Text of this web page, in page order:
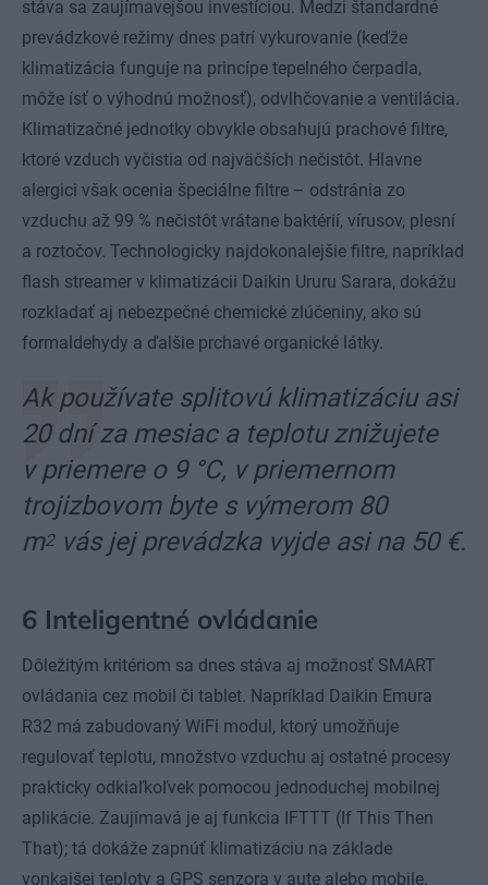
stáva sa zaujímavejšou investíciou. Medzi štandardné
prevádzkové režimy dnes patrí vykurovanie (keďže
klimatizácia funguje na princípe tepelného čerpadla,
môže ísť o výhodnú možnosť), odvlhčovanie a ventilácia.
Klimatizačné jednotky obvykle obsahujú prachové filtre,
ktoré vzduch vyčistia od najväčších nečistôt. Hlavne
alergici však ocenia špeciálne filtre – odstránia zo
vzduchu až 99 % nečistôt vrátane baktérií, vírusov, plesní
a roztočov. Technologicky najdokonalejšie filtre, napríklad
flash streamer v klimatizácii Daikin Ururu Sarara, dokážu
rozkladať aj nebezpečné chemické zlúčeniny, ako sú
formaldehydy a ďalšie prchavé organické látky.
Ak používate splitovú klimatizáciu asi
20 dní za mesiac a teplotu znižujete
v priemere o 9 °C, v priemernom
trojizbovom byte s výmerom 80
m2vás jej prevádzka vyjde asi na 50 €.
6 Inteligentné ovládanie
Dôležitým kritériom sa dnes stáva aj možnosť SMART
ovládania cez mobil či tablet. Napríklad Daikin Emura
R32 má zabudovaný WiFi modul, ktorý umožňuje
regulovať teplotu, množstvo vzduchu aj ostatné procesy
prakticky odkiaľkoľvek pomocou jednoduchej mobilnej
aplikácie. Zaujímavá je aj funkcia IFTTT (If This Then
That); tá dokáže zapnúť klimatizáciu na základe
vonkajšej teploty a GPS senzora v aute alebo mobile.